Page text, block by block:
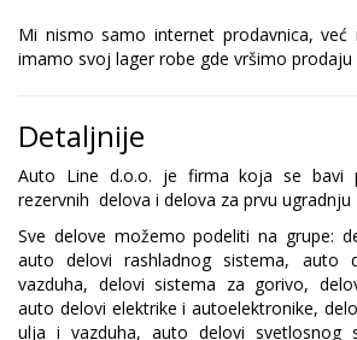
Mi nismo samo internet prodavnica, već
imamo svoj lager robe gde vršimo prodaju
Detaljnije
Auto Line d.o.o. je firma koja se bavi
rezervnih delova i delova za prvu ugradnju
Sve delove možemo podeliti na grupe:
auto delovi rashladnog sistema, auto
vazduha, delovi sistema za gorivo,
auto delovi elektrike i autoelektronike,
ulja i vazduha, auto delovi svetlosnog